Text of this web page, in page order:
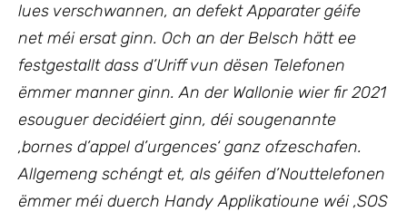
lues verschwannen, an defekt Apparater géife
net méi ersat ginn. Och an der Belsch hätt ee
festgestallt dass d’Uriff vun dësen Telefonen
ëmmer manner ginn. An der Wallonie wier fir 2021
esouguer decidéiert ginn, déi sougenannte
‚bornes d’appel d’urgences‘ ganz ofzeschafen.
Allgemeng schéngt et, als géifen d’Nouttelefonen
ëmmer méi duerch Handy Applikatioune wéi ‚SOS